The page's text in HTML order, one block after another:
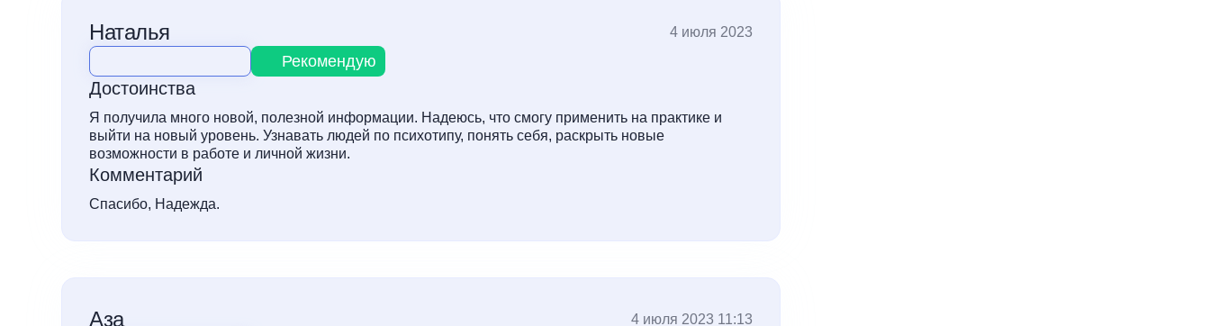
Наталья 4 июля 2023
Рекомендую
Достоинства
Я получила много новой, полезной информации. Надеюсь, что смогу применить на практике и
выйти на новый уровень. Узнавать людей по психотипу, понять себя, раскрыть новые
возможности в работе и личной жизни.
Комментарий
Спасибо, Надежда.
Аза 4 июля 2023 11:13